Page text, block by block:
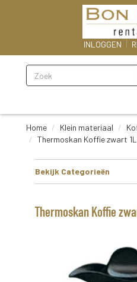
INLOGGEN
Home Klein materiaal
Thermoskan Koffie zwart 1L
Bekijk Categorieën
Thermoskan Koffie